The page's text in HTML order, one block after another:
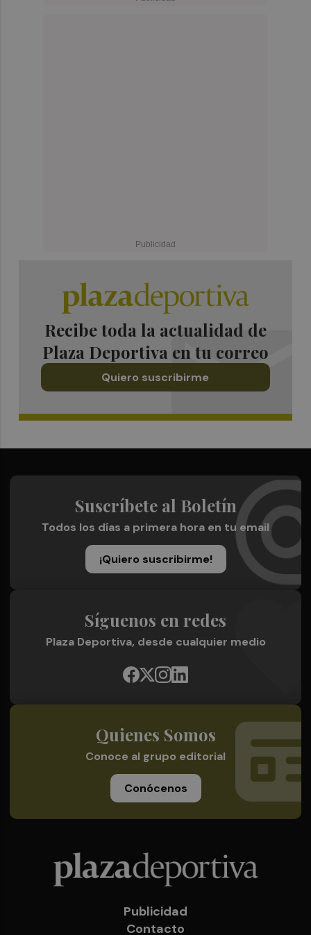
Recibe toda la actualidad de
Plaza Deportiva en tu correo
Quiero suscribirme
Suscríbete al Boletín
Todos los días a primera hora en tu email
¡Quiero suscribirme!
Síguenos en redes
Plaza Deportiva, desde cualquier medio
Quienes Somos
Conoce al grupo editorial
Conócenos
Publicidad
Contacto